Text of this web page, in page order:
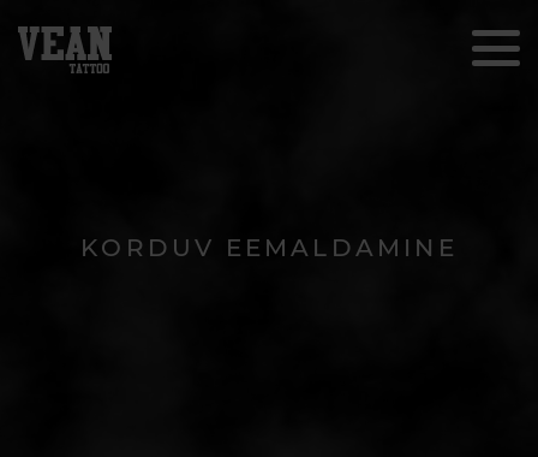
KORDUV EEMALDAMINE